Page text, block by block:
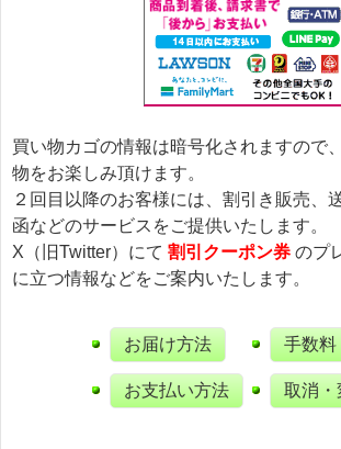
買い物カゴの情報は暗号化されますので
物をお楽しみ頂けます。
２回目以降のお客様には、割引き販売、
函などのサービスをご提供いたします。
X（旧Twitter）にて 割引クーポン券 のプ
に立つ情報などをご案内いたします。
お届け方法
お支払い方法
手数料
取消・